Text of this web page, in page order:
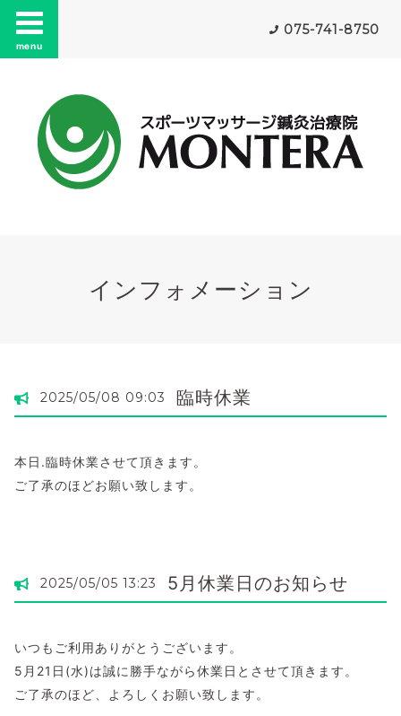
menu
075-741-8750
インフォメーション
2025/05/08 09:03 臨時休業
本日.臨時休業させて頂きます。
ご了承のほどお願い致します。
2025/05/05 13:23 5月休業日のお知らせ
いつもご利用ありがとうございます。
5月21日(水)は誠に勝手ながら休業日とさせて頂きます。
ご了承のほど、よろしくお願い致します。